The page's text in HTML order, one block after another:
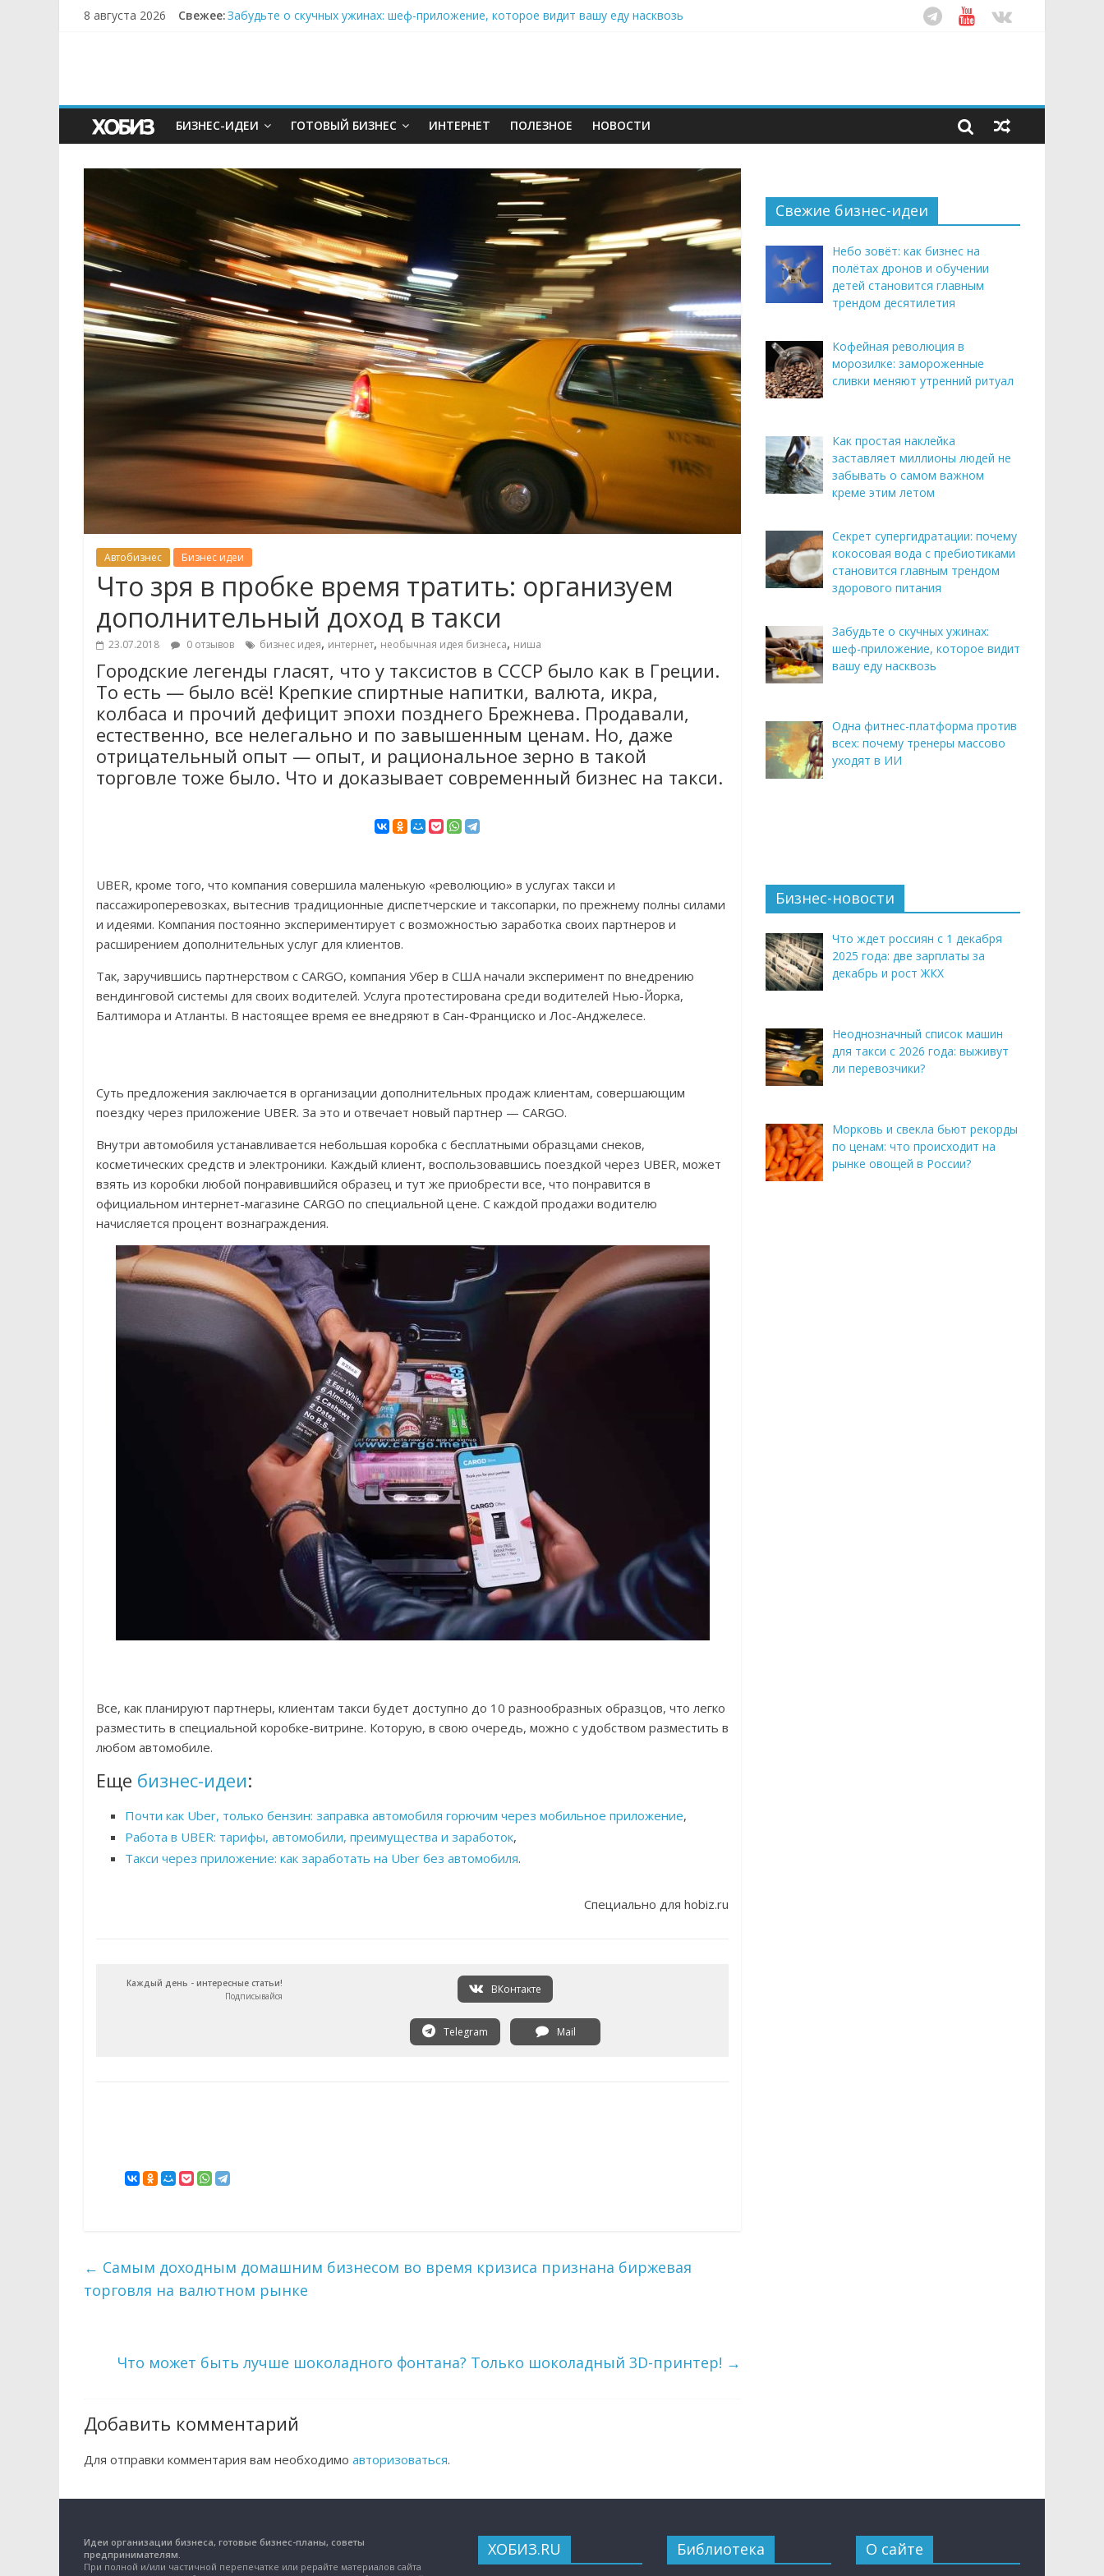
8 августа 2026 Свежее:Забудьте о скучных ужинах: шеф-приложение, которое видит вашу еду насквозь
БИЗНЕС-ИДЕИ ГОТОВЫЙ БИЗНЕС ИНТЕРНЕТ ПОЛЕЗНОЕ НОВОСТИ
Автобизнес Бизнес идеи
Что зря в пробке время тратить: организуем
дополнительный доход в такси
23.07.2018 0 отзывов бизнес идея, интернет, необычная идея бизнеса, ниша
Городские легенды гласят, что у таксистов в СССР было как в Греции.
То есть — было всё! Крепкие спиртные напитки, валюта, икра,
колбаса и прочий дефицит эпохи позднего Брежнева. Продавали,
естественно, все нелегально и по завышенным ценам. Но, даже
отрицательный опыт — опыт, и рациональное зерно в такой
торговле тоже было. Что и доказывает современный бизнес на такси.
UBER, кроме того, что компания совершила маленькую «революцию» в услугах такси и
пассажироперевозках, вытеснив традиционные диспетчерские и таксопарки, по прежнему полны силами
и идеями. Компания постоянно экспериментирует с возможностью заработка своих партнеров и
расширением дополнительных услуг для клиентов.
Так, заручившись партнерством с CARGO, компания Убер в США начали эксперимент по внедрению
вендинговой системы для своих водителей. Услуга протестирована среди водителей Нью-Йорка,
Балтимора и Атланты. В настоящее время ее внедряют в Сан-Франциско и Лос-Анджелесе.
Суть предложения заключается в организации дополнительных продаж клиентам, совершающим
поездку через приложение UBER. За это и отвечает новый партнер — CARGO.
Внутри автомобиля устанавливается небольшая коробка с бесплатными образцами снеков,
косметических средств и электроники. Каждый клиент, воспользовавшись поездкой через UBER, может
взять из коробки любой понравившийся образец и тут же приобрести все, что понравится в
официальном интернет-магазине CARGO по специальной цене. С каждой продажи водителю
начисляется процент вознаграждения.
Все, как планируют партнеры, клиентам такси будет доступно до 10 разнообразных образцов, что легко
разместить в специальной коробке-витрине. Которую, в свою очередь, можно с удобством разместить в
любом автомобиле.
Еще бизнес-идеи:
Почти как Uber, только бензин: заправка автомобиля горючим через мобильное приложение,
Работа в UBER: тарифы, автомобили, преимущества и заработок,
Такси через приложение: как заработать на Uber без автомобиля.
Специально для hobiz.ru
Каждый день - интересные статьи!
Подписывайся
ВКонтакте
Telegram Mail
← Самым доходным домашним бизнесом во время кризиса признана биржевая
торговля на валютном рынке
Что может быть лучше шоколадного фонтана? Только шоколадный 3D-принтер! →
Добавить комментарий
Для отправки комментария вам необходимо авторизоваться.
Свежие бизнес-идеи
Небо зовёт: как бизнес на
полётах дронов и обучении
детей становится главным
трендом десятилетия
Кофейная революция в
морозилке: замороженные
сливки меняют утренний ритуал
Как простая наклейка
заставляет миллионы людей не
забывать о самом важном
креме этим летом
Секрет супергидратации: почему
кокосовая вода с пребиотиками
становится главным трендом
здорового питания
Забудьте о скучных ужинах:
шеф-приложение, которое видит
вашу еду насквозь
Одна фитнес-платформа против
всех: почему тренеры массово
уходят в ИИ
Бизнес-новости
Что ждет россиян с 1 декабря
2025 года: две зарплаты за
декабрь и рост ЖКХ
Неоднозначный список машин
для такси с 2026 года: выживут
ли перевозчики?
Морковь и свекла бьют рекорды
по ценам: что происходит на
рынке овощей в России?
Идеи организации бизнеса, готовые бизнес-планы, советы
предпринимателям.
При полной и/или частичной перепечатке или рерайте материалов сайта
ХОБИЗ.RU Библиотека О сайте